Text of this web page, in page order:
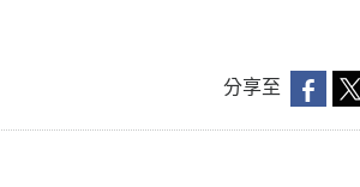
分享至